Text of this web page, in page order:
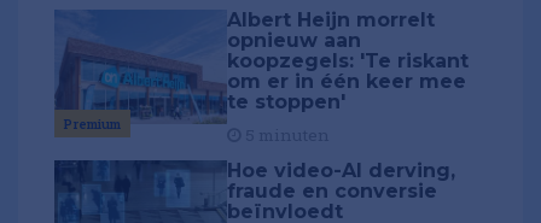
Premium
Albert Heijn morrelt
opnieuw aan
koopzegels: 'Te riskant
om er in één keer mee
te stoppen'
Hoe video-AI derving,
fraude en conversie
beïnvloedt